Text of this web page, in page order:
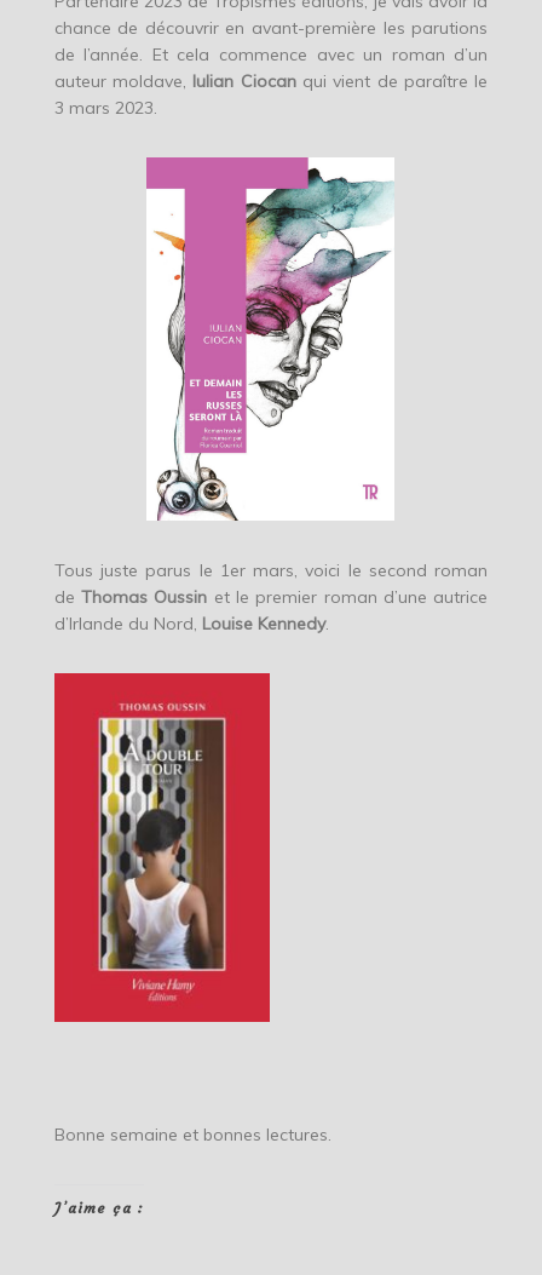
chance de découvrir en avant-première les parutions
de l’année. Et cela commence avec un roman d’un
auteur moldave, Iulian Ciocanqui vient de paraître le
3 mars 2023.
Tous juste parus le 1er mars, voici le second roman
deThomas Oussin et le premier roman d’une autrice
d’Irlande du Nord, Louise Kennedy.
Bonne semaine et bonnes lectures.
J’aime ça :